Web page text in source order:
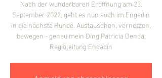
Nach der wunderbaren Eröffnung am 23.
September 2022, geht es nun auch im Engadin
in die nächste Runde. Austauschen, vernetzen,
bewegen - genau mein Ding Patricia Denda,